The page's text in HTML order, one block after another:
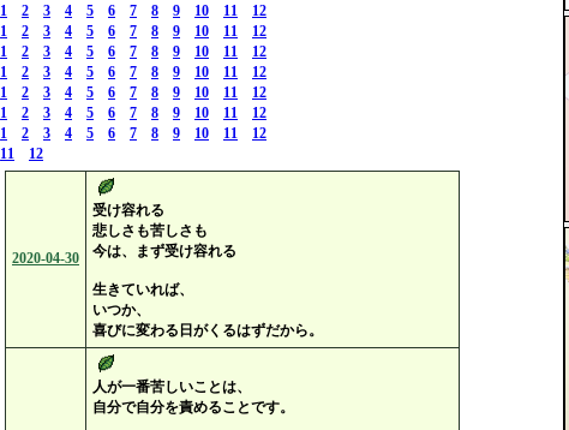
1 2 3 4 5 6 7 8 9 10 11
12
1 2 3 4 5 6 7 8 9 10 11
12
1 2 3 4 5 6 7 8 9 10 11
12
1 2 3 4 5 6 7 8 9 10 11
12
1 2 3 4 5 6 7 8 9 10 11
12
1 2 3 4 5 6 7 8 9 10 11
12
1 2 3 4 5 6 7 8 9 10 11
12
11 12
2020-04-30
受け容れる
悲しさも苦しさも
今は、まず受け容れる
生きていれば、
いつか、
喜びに変わる日がくるはずだから。
人が一番苦しいことは、
自分で自分を責めることです。